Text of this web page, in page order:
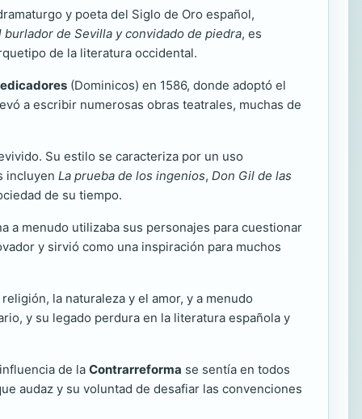
y poeta del Siglo de Oro español,
burlador de Sevilla y convidado de piedra, es
de la literatura occidental.
(Dominicos) en 1586, donde adoptó el
a escribir numerosas obras teatrales, muchas de
Su estilo se caracteriza por un uso
incluyen La prueba de los ingenios, Don Gil de las
de su tiempo.
a menudo utilizaba sus personajes para cuestionar
y sirvió como una inspiración para muchos
la naturaleza y el amor, y a menudo
y su legado perdura en la literatura española y
de la Contrarreforma se sentía en todos
audaz y su voluntad de desafiar las convenciones